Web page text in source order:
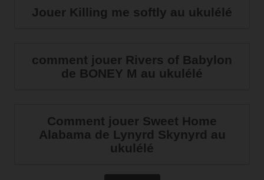
Jouer Killing me softly au ukulélé
comment jouer Rivers of Babylon
de BONEY M au ukulélé
Comment jouer Sweet Home
Alabama de Lynyrd Skynyrd au
ukulélé